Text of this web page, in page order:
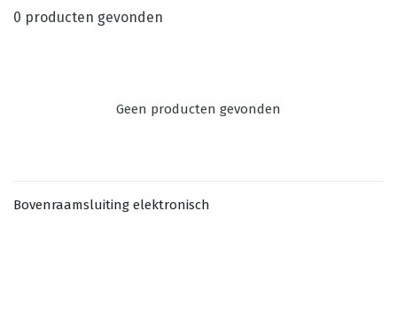
0 producten gevonden
Geen producten gevonden
Bovenraamsluiting elektronisch